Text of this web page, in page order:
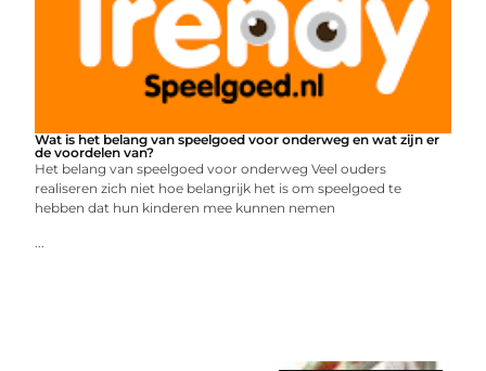
Wat is het belang van speelgoed voor onderweg en wat zijn er
de voordelen van?
Het belang van speelgoed voor onderweg Veel ouders
realiseren zich niet hoe belangrijk het is om speelgoed te
hebben dat hun kinderen mee kunnen nemen
...